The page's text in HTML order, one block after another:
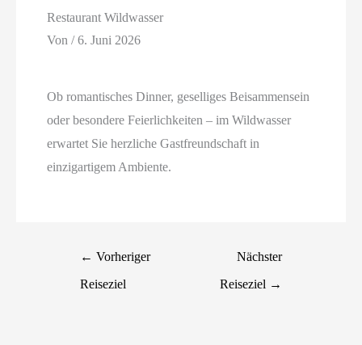
Restaurant Wildwasser
Von/6. Juni 2026
Ob romantisches Dinner, geselliges Beisammensein
oder besondere Feierlichkeiten – im Wildwasser
erwartet Sie herzliche Gastfreundschaft in
einzigartigem Ambiente.
← Vorheriger
Reiseziel
Nächster
Reiseziel →